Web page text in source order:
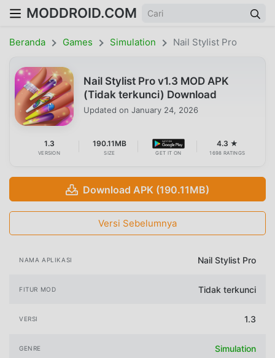
MODDROID.COM
Beranda Games Simulation Nail Stylist Pro
Nail Stylist Pro v1.3 MOD APK
(Tidak terkunci) Download
Updated on January 24, 2026
1.3
VERSION
190.11MB
SIZE GET IT ON
4.3 ★
1698 RATINGS
Download APK (190.11MB)
Versi Sebelumnya
NAMA APLIKASI Nail Stylist Pro
FITUR MOD Tidak terkunci
VERSI 1.3
GENRE Simulation